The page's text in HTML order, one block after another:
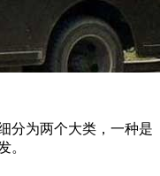
分为两个大类，一种是
。